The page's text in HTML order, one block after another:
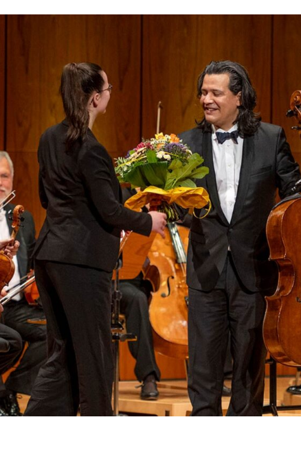
About the SWDKO
Abonnement- und Ticketinfo
Konzertarchiv